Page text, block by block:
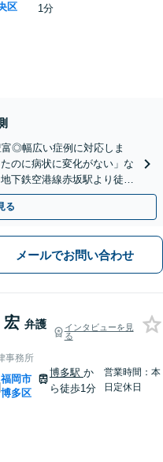
区
1分
富◎幅広い症例に対応しま
のに病状に変化がない」な
下鉄空港線赤坂駅より徒歩
談30分無料】
る
メールでお問い合わせ
宏 弁護
インタビューを見
る
事務所
|
福岡市
博多区
博多駅 か
ら徒歩1分
営業時間：本
日定休日